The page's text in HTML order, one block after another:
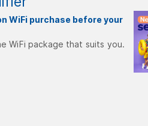
WiFi purchase before your
WiFi package that suits you.